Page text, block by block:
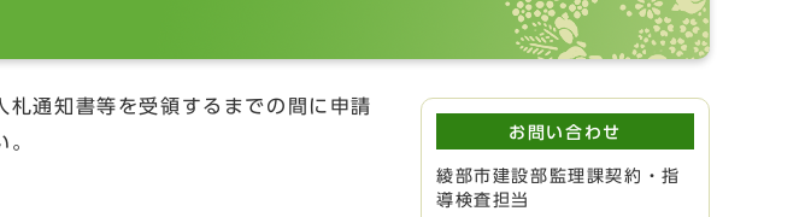
通知書等を受領するまでの間に申請
お問い合わせ
綾部市建設部監理課契約・指
導検査担当